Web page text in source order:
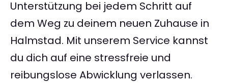
Unterstützung bei jedem Schritt auf
dem Weg zu deinem neuen Zuhause in
Halmstad. Mit unserem Service kannst
du dich auf eine stressfreie und
reibungslose Abwicklung verlassen.